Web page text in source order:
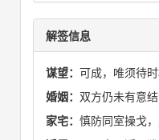
解签信息
谋望： 可成，唯须待时
婚姻： 双方仍未有意结
家宅： 慎防同室操戈